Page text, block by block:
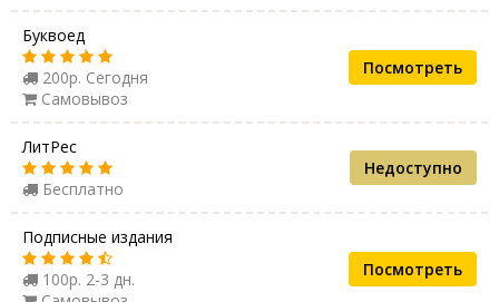
Буквоед
200р. Сегодня
Самовывоз
Посмотреть
ЛитРес
Бесплатно
Недоступно
Подписные издания
100р. 2-3 дн.
Посмотреть